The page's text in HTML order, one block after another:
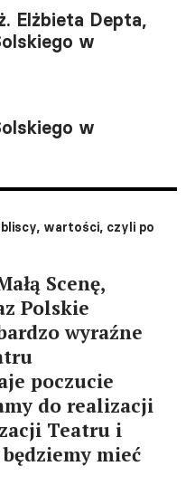
Elżbieta Depta,
w
w
wartości, czyli po
Scenę,
Polskie
wyraźne
poczucie
do realizacji
Teatru i
mieć